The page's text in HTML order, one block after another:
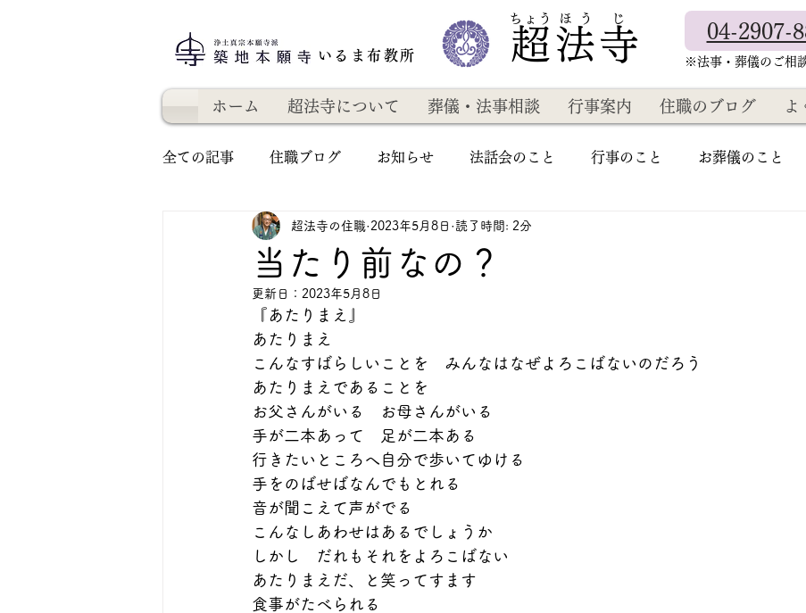
いるま布教所 超法寺
​ちょう ほ う じ
04-2907-
​※法事・葬儀のご相
ホーム 超法寺について 葬儀・法事相談 行事案内 住職のブログ よ
全ての記事 住職ブログ お知らせ 法話会のこと 行事のこと お葬儀のこと
当たり前なの？
超法寺の住職 2023年5月8日 読了時間: 2分
更新日： 2023年5月8日
『あたりまえ』
あたりまえ
こんなすばらしいことを　みんなはなぜよろこばないのだろう
あたりまえであることを
お父さんがいる　お母さんがいる
手が二本あって　足が二本ある
行きたいところへ自分で歩いてゆける
手をのばせばなんでもとれる
音が聞こえて声がでる
こんなしあわせはあるでしょうか
しかし　だれもそれをよろこばない
あたりまえだ、と笑ってすます
食事がたべられる